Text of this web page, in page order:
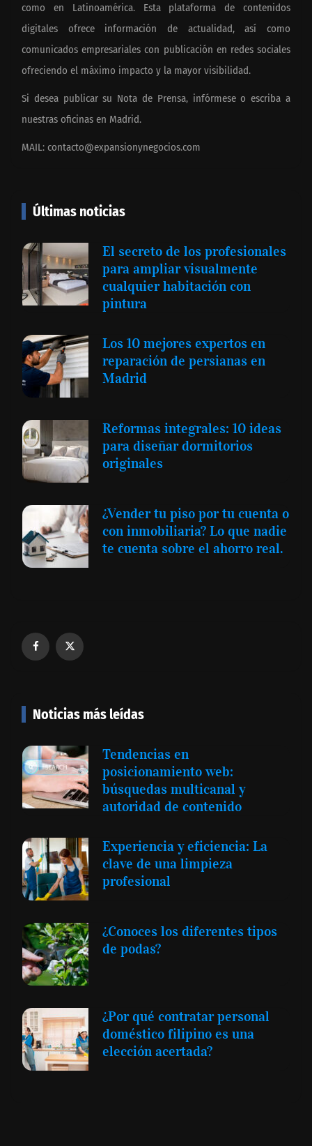
como en Latinoamérica. Esta plataforma de contenidos
digitales ofrece información de actualidad, así como
comunicados empresariales con publicación en redes sociales
ofreciendo el máximo impacto y la mayor visibilidad.
Si desea publicar su Nota de Prensa, infórmese o escriba a
nuestras oficinas en Madrid.
MAIL: contacto@expansionynegocios.com
Últimas noticias
El secreto de los profesionales
para ampliar visualmente
cualquier habitación con
pintura
Los 10 mejores expertos en
reparación de persianas en
Madrid
Reformas integrales: 10 ideas
para diseñar dormitorios
originales
¿Vender tu piso por tu cuenta o
con inmobiliaria? Lo que nadie
te cuenta sobre el ahorro real.
Noticias más leídas
Tendencias en
posicionamiento web:
búsquedas multicanal y
autoridad de contenido
Experiencia y eficiencia: La
clave de una limpieza
profesional
¿Conoces los diferentes tipos
de podas?
¿Por qué contratar personal
doméstico filipino es una
elección acertada?